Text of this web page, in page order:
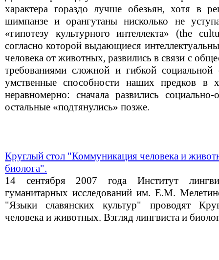
характера гораздо лучше обезьян, хотя в
шимпанзе и орангутаны нисколько не
«гипотезу культурного интеллекта» (the
согласно которой выдающиеся
человека от животных, развились в связи с
требованиями сложной и гибкой социальной
умственные способности наших предков в
неравномерно: сначала развились
остальные «подтянулись» позже.
Круглый стол "Коммуникация человека и
биолога".
14 сентября 2007 года Институт
гуманитарных исследований им. Е.М.
"Языки славянских культур" проводят
человека и животных. Взгляд лингвиста и